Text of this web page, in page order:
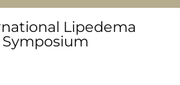
Lipedema
Symposium